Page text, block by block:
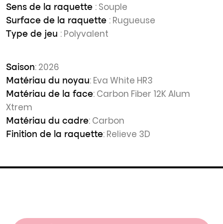
Sens de la raquette : Souple
Surface de la raquette : Rugueuse
Type de jeu : Polyvalent
Saison: 2026
Matériau du noyau: Eva White HR3
Matériau de la face: Carbon Fiber 12K Alum
Xtrem
Matériau du cadre: Carbon
Finition de la raquette: Relieve 3D